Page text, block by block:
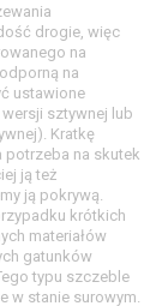
drogie, więc
na
na
ustawione
sztywnej lub
Kratkę
na skutek
ją też
ją pokrywą.
krótkich
materiałów
gatunków
typu szczeble
w stanie surowym.